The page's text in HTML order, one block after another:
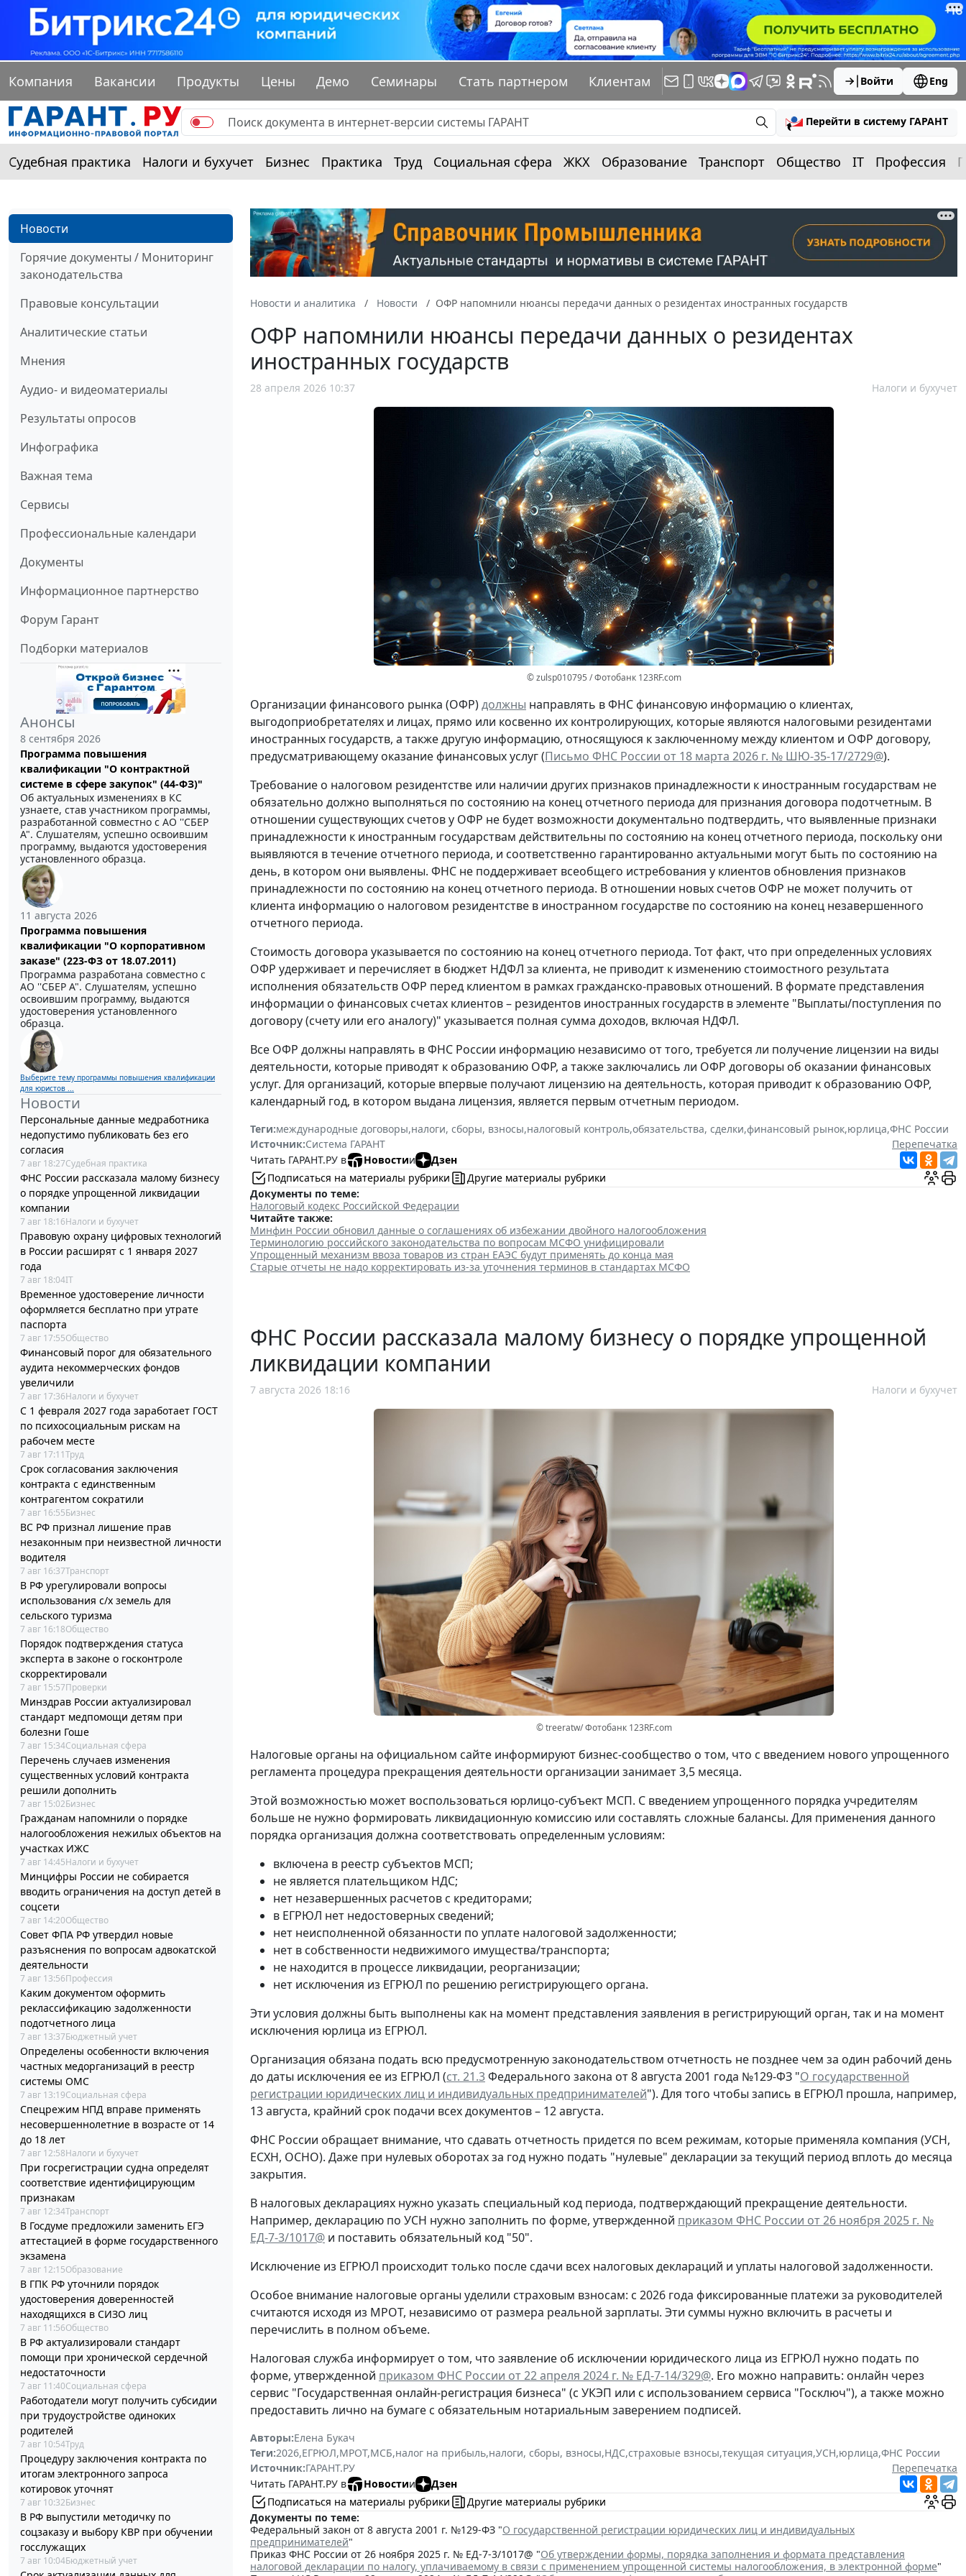
Компания Вакансии Продукты Цены Демо Семинары Стать партнером Клиентам Войти Eng
Перейти в систему ГАРАНТ
Судебная практика Налоги и бухучет Бизнес Практика Труд Социальная сфера ЖКХ Образование Транспорт Общество IT Профессия
Новости
Горячие документы / Мониторинг
законодательства
Правовые консультации
Аналитические статьи
Мнения
Аудио- и видеоматериалы
Результаты опросов
Инфографика
Важная тема
Сервисы
Профессиональные календари
Документы
Информационное партнерство
Форум Гарант
Подборки материалов
Анонсы
8 сентября 2026
Программа повышения
квалификации "О контрактной
системе в сфере закупок" (44-ФЗ)"
Об актуальных изменениях в КС
узнаете, став участником программы,
разработанной совместно с АО ''СБЕР
А". Слушателям, успешно освоившим
программу, выдаются удостоверения
установленного образца.
11 августа 2026
Программа повышения
квалификации "О корпоративном
заказе" (223-ФЗ от 18.07.2011)
Программа разработана совместно с
АО ''СБЕР А". Слушателям, успешно
освоившим программу, выдаются
удостоверения установленного
образца.
Выберите тему программы повышения квалификации
для юристов ...
Новости
Персональные данные медработника
недопустимо публиковать без его
согласия
7 авг 18:27Судебная практика
ФНС России рассказала малому бизнесу
о порядке упрощенной ликвидации
компании
7 авг 18:16Налоги и бухучет
Правовую охрану цифровых технологий
в России расширят с 1 января 2027
года
7 авг 18:04IT
Временное удостоверение личности
оформляется бесплатно при утрате
паспорта
7 авг 17:55Общество
Финансовый порог для обязательного
аудита некоммерческих фондов
увеличили
7 авг 17:36Налоги и бухучет
С 1 февраля 2027 года заработает ГОСТ
по психосоциальным рискам на
рабочем месте
7 авг 17:11Труд
Срок согласования заключения
контракта с единственным
контрагентом сократили
7 авг 16:55Бизнес
ВС РФ признал лишение прав
незаконным при неизвестной личности
водителя
7 авг 16:37Транспорт
В РФ урегулировали вопросы
использования с/х земель для
сельского туризма
7 авг 16:18Общество
Порядок подтверждения статуса
эксперта в законе о госконтроле
скорректировали
7 авг 15:57Проверки
Минздрав России актуализировал
стандарт медпомощи детям при
болезни Гоше
7 авг 15:34Социальная сфера
Перечень случаев изменения
существенных условий контракта
решили дополнить
7 авг 15:02Бизнес
Гражданам напомнили о порядке
налогообложения нежилых объектов на
участках ИЖС
7 авг 14:45Налоги и бухучет
Минцифры России не собирается
вводить ограничения на доступ детей в
соцсети
7 авг 14:20Общество
Совет ФПА РФ утвердил новые
разъяснения по вопросам адвокатской
деятельности
7 авг 13:56Профессия
Каким документом оформить
реклассификацию задолженности
подотчетного лица
7 авг 13:37Бюджетный учет
Определены особенности включения
частных медорганизаций в реестр
системы ОМС
7 авг 13:19Социальная сфера
Спецрежим НПД вправе применять
несовершеннолетние в возрасте от 14
до 18 лет
7 авг 12:58Налоги и бухучет
При госрегистрации судна определят
соответствие идентифицирующим
признакам
7 авг 12:34Транспорт
В Госдуме предложили заменить ЕГЭ
аттестацией в форме государственного
экзамена
7 авг 12:15Образование
В ГПК РФ уточнили порядок
удостоверения доверенностей
находящихся в СИЗО лиц
7 авг 11:56Общество
В РФ актуализировали стандарт
помощи при хронической сердечной
недостаточности
7 авг 11:40Социальная сфера
Работодатели могут получить субсидии
при трудоустройстве одиноких
родителей
7 авг 10:54Труд
Процедуру заключения контракта по
итогам электронного запроса
котировок уточнят
7 авг 10:32Бизнес
В РФ выпустили методичку по
соцзаказу и выбору КВР при обучении
госслужащих
7 авг 10:04Бюджетный учет
Новости и аналитика Новости ОФР напомнили нюансы передачи данных о резидентах иностранных государств
ОФР напомнили нюансы передачи данных о резидентах
иностранных государств
28 апреля 2026 10:37 Налоги и бухучет
© zulsp010795 / Фотобанк 123RF.com
Организации финансового рынка (ОФР)должны направлять в ФНС финансовую информацию о клиентах,
выгодоприобретателях и лицах, прямо или косвенно их контролирующих, которые являются налоговыми резидентами
иностранных государств, а также другую информацию, относящуюся к заключенному между клиентом и ОФР договору,
предусматривающему оказание финансовых услуг (Письмо ФНС России от 18 марта 2026 г. № ШЮ-35-17/2729@).
Требование о налоговом резидентстве или наличии других признаков принадлежности к иностранным государствам не
обязательно должно выполняться по состоянию на конец отчетного периода для признания договора подотчетным. В
отношении существующих счетов у ОФР не будет возможности документально подтвердить, что выявленные признаки
принадлежности к иностранным государствам действительны по состоянию на конец отчетного периода, поскольку они
выявляются в течение отчетного периода, и соответственно гарантированно актуальными могут быть по состоянию на
день, в котором они выявлены. ФНС не поддерживает всеобщего истребования у клиентов обновления признаков
принадлежности по состоянию на конец отчетного периода. В отношении новых счетов ОФР не может получить от
клиента информацию о налоговом резидентстве в иностранном государстве по состоянию на конец незавершенного
отчетного периода.
Стоимость договора указывается по состоянию на конец отчетного периода. Тот факт, что при определенных условиях
ОФР удерживает и перечисляет в бюджет НДФЛ за клиента, не приводит к изменению стоимостного результата
исполнения обязательств ОФР перед клиентом в рамках гражданско-правовых отношений. В формате представления
информации о финансовых счетах клиентов – резидентов иностранных государств в элементе "Выплаты/поступления по
договору (счету или его аналогу)" указывается полная сумма доходов, включая НДФЛ.
Все ОФР должны направлять в ФНС России информацию независимо от того, требуется ли получение лицензии на виды
деятельности, которые приводят к образованию ОФР, а также заключались ли ОФР договоры об оказании финансовых
услуг. Для организаций, которые впервые получают лицензию на деятельность, которая приводит к образованию ОФР,
календарный год, в котором выдана лицензия, является первым отчетным периодом.
Теги:международные договоры,налоги, сборы, взносы,налоговый контроль,обязательства, сделки,финансовый рынок,юрлица,ФНС России
Источник:Система ГАРАНТ
Перепечатка
Читать ГАРАНТ.РУ в
Новостии
Дзен
Подписаться на материалы рубрики
Другие материалы рубрики
Документы по теме:
Налоговый кодекс Российской Федерации
Читайте также:
Минфин России обновил данные о соглашениях об избежании двойного налогообложения
Терминологию российского законодательства по вопросам МСФО унифицировали
Упрощенный механизм ввоза товаров из стран ЕАЭС будут применять до конца мая
Старые отчеты не надо корректировать из-за уточнения терминов в стандартах МСФО
ФНС России рассказала малому бизнесу о порядке упрощенной
ликвидации компании
7 августа 2026 18:16 Налоги и бухучет
© treeratw/ Фотобанк 123RF.com
Налоговые органы на официальном сайте информируют бизнес-сообщество о том, что с введением нового упрощенного
регламента процедура прекращения деятельности организации занимает 3,5 месяца.
Этой возможностью может воспользоваться юрлицо-субъект МСП. С введением упрощенного порядка учредителям
больше не нужно формировать ликвидационную комиссию или составлять сложные балансы. Для применения данного
порядка организация должна соответствовать определенным условиям:
включена в реестр субъектов МСП;
не является плательщиком НДС;
нет незавершенных расчетов с кредиторами;
в ЕГРЮЛ нет недостоверных сведений;
нет неисполненной обязанности по уплате налоговой задолженности;
нет в собственности недвижимого имущества/транспорта;
не находится в процессе ликвидации, реорганизации;
нет исключения из ЕГРЮЛ по решению регистрирующего органа.
Эти условия должны быть выполнены как на момент представления заявления в регистрирующий орган, так и на момент
исключения юрлица из ЕГРЮЛ.
Организация обязана подать всю предусмотренную законодательством отчетность не позднее чем за один рабочий день
до даты исключения ее из ЕГРЮЛ (ст. 21.3Федерального закона от 8 августа 2001 года №129-ФЗ "О государственной
регистрации юридических лиц и индивидуальных предпринимателей"). Для того чтобы запись в ЕГРЮЛ прошла, например,
13 августа, крайний срок подачи всех документов – 12 августа.
ФНС России обращает внимание, что сдавать отчетность придется по всем режимам, которые применяла компания (УСН,
ЕСХН, ОСНО). Даже при нулевых оборотах за год нужно подать "нулевые" декларации за текущий период вплоть до месяца
закрытия.
В налоговых декларациях нужно указать специальный код периода, подтверждающий прекращение деятельности.
Например, декларацию по УСН нужно заполнить по форме, утвержденной приказом ФНС России от 26 ноября 2025 г. №
ЕД-7-3/1017@ и поставить обязательный код "50".
Исключение из ЕГРЮЛ происходит только после сдачи всех налоговых деклараций и уплаты налоговой задолженности.
Особое внимание налоговые органы уделили страховым взносам: с 2026 года фиксированные платежи за руководителей
считаются исходя из МРОТ, независимо от размера реальной зарплаты. Эти суммы нужно включить в расчеты и
перечислить в полном объеме.
Налоговая служба информирует о том, что заявление об исключении юридического лица из ЕГРЮЛ нужно подать по
форме, утвержденной приказом ФНС России от 22 апреля 2024 г. № ЕД-7-14/329@. Его можно направить: онлайн через
сервис "Государственная онлайн-регистрация бизнеса" (с УКЭП или с использованием сервиса "Госключ"), а также можно
предоставить лично на бумаге с обязательным нотариальным заверением подписей.
Авторы:Елена Букач
Теги:2026,ЕГРЮЛ,МРОТ,МСБ,налог на прибыль,налоги, сборы, взносы,НДС,страховые взносы,текущая ситуация,УСН,юрлица,ФНС России
Источник:ГАРАНТ.РУ
Перепечатка
Читать ГАРАНТ.РУ в
Новостии
Дзен
Подписаться на материалы рубрики
Другие материалы рубрики
Документы по теме:
Федеральный закон от 8 августа 2001 г. №129-ФЗ "О государственной регистрации юридических лиц и индивидуальных
предпринимателей"
Приказ ФНС России от 26 ноября 2025 г. № ЕД-7-3/1017@ "Об утверждении формы, порядка заполнения и формата представления
налоговой декларации по налогу, уплачиваемому в связи с применением упрощенной системы налогообложения, в электронной форме"